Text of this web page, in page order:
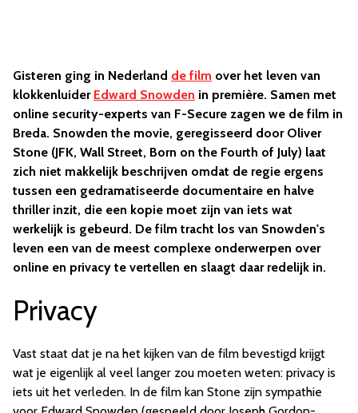
Gisteren ging in Nederland de film over het leven van
klokkenluider Edward Snowden in première. Samen met
online security-experts van F-Secure zagen we de film in
Breda. Snowden the movie, geregisseerd door Oliver
Stone (JFK, Wall Street, Born on the Fourth of July) laat
zich niet makkelijk beschrijven omdat de regie ergens
tussen een gedramatiseerde documentaire en halve
thriller inzit, die een kopie moet zijn van iets wat
werkelijk is gebeurd. De film tracht los van Snowden's
leven een van de meest complexe onderwerpen over
online en privacy te vertellen en slaagt daar redelijk in.
Privacy
Vast staat dat je na het kijken van de film bevestigd krijgt
wat je eigenlijk al veel langer zou moeten weten: privacy is
iets uit het verleden. In de film kan Stone zijn sympathie